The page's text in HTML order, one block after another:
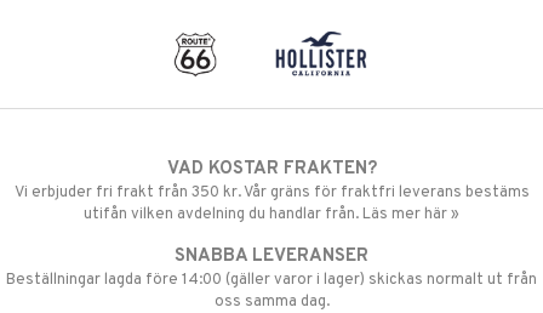
VAD KOSTAR FRAKTEN?
Vi erbjuder fri frakt från 350 kr. Vår gräns för fraktfri leverans bestäms
utifån vilken avdelning du handlar från. Läs mer här »
SNABBA LEVERANSER
Beställningar lagda före 14:00 (gäller varor i lager) skickas normalt ut från
oss samma dag.